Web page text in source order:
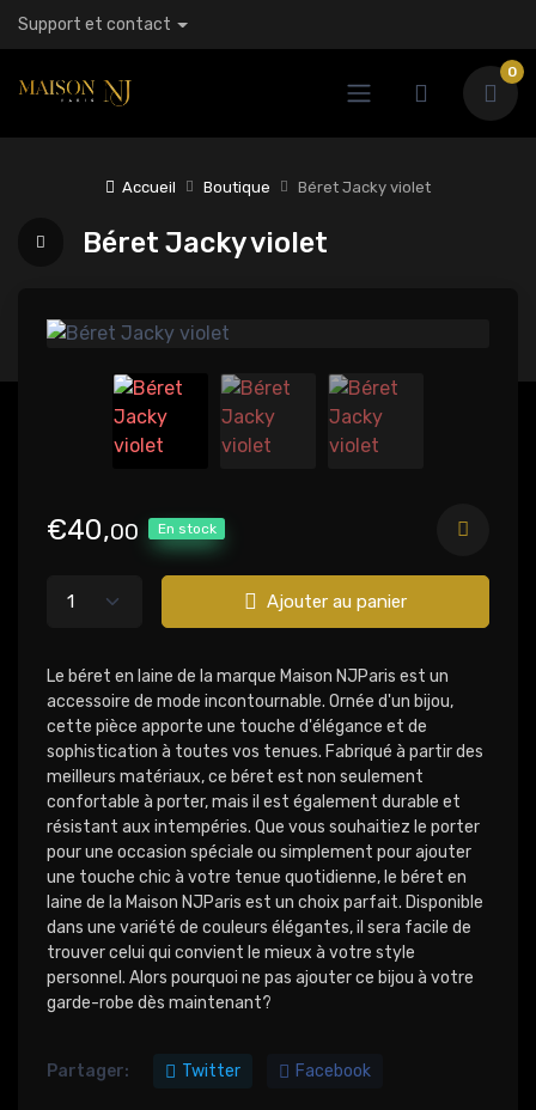
Support et contact
0
Accueil Boutique Béret Jacky violet
Béret Jacky violet
€40,00 En stock
Ajouter au panier
Le béret en laine de la marque Maison NJParis est un
accessoire de mode incontournable. Ornée d'un bijou,
cette pièce apporte une touche d'élégance et de
sophistication à toutes vos tenues. Fabriqué à partir des
meilleurs matériaux, ce béret est non seulement
confortable à porter, mais il est également durable et
résistant aux intempéries. Que vous souhaitiez le porter
pour une occasion spéciale ou simplement pour ajouter
une touche chic à votre tenue quotidienne, le béret en
laine de la Maison NJParis est un choix parfait. Disponible
dans une variété de couleurs élégantes, il sera facile de
trouver celui qui convient le mieux à votre style
personnel. Alors pourquoi ne pas ajouter ce bijou à votre
garde-robe dès maintenant?
Partager: Twitter Facebook